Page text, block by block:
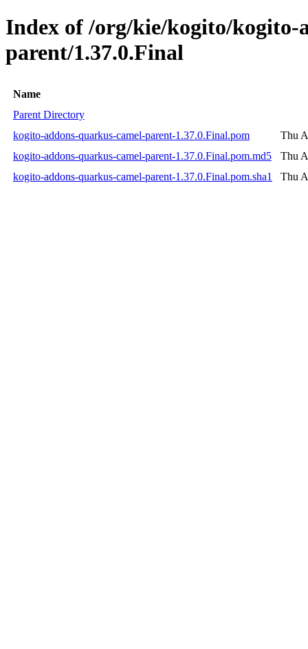
Index of /org/kie/kogito/kogito-
parent/1.37.0.Final
Name
Parent Directory
kogito-addons-quarkus-camel-parent-1.37.0.Final.pom
Thu
kogito-addons-quarkus-camel-parent-1.37.0.Final.pom.md5
Thu
kogito-addons-quarkus-camel-parent-1.37.0.Final.pom.sha1
Thu